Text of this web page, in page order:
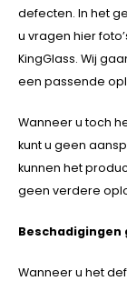
defecten. In het
u vragen hier
KingGlass. Wij
een passende
Wanneer u toch
kunt u geen
kunnen het
geen verdere
Beschadigingen
Wanneer u het